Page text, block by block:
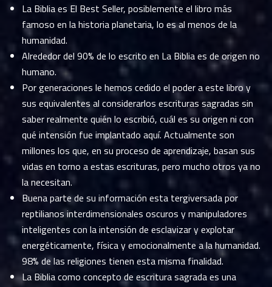
La Biblia es El Best Seller, posiblemente el libro más
famoso en la historia planetaria, lo es al menos de la
humanidad.
Alrededor del 90% de lo escrito en La Biblia es de origen no
humano.
Por generaciones le hemos cedido el poder a este libro y
sus equivalentes al considerarlos escrituras sagradas sin
saber realmente quién lo escribió, cuál es su origen ni con
qué intensión fue implantado aquí. Actualmente son
millones los que, en su proceso de aprendizaje, basan sus
vidas en torno a estas escrituras, pero mucho otros ya no
la necesitan.
Buena parte de su información esta tergiversada por
reptilianos interdimensionales oscuros y manipuladores
inteligentes con la intensión de esclavizar y explotar
energéticamente, física y emocionalmente a la humanidad.
98% de las religiones tienen esta misma finalidad.
La Biblia como concepto de escritura sagrada es una